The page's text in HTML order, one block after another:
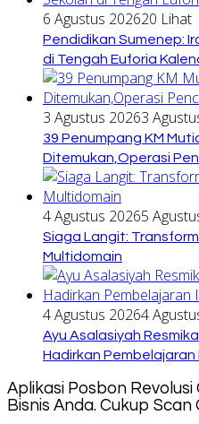
6 Agustus 202620 Lihat
Pendidikan Sumenep:
di Tengah Euforia
3 Agustus 20263
39 Penumpang KM
Ditemukan,Operasi
4 Agustus 20265
Siaga Langit:
Multidomain
4 Agustus 20264
Ayu Asalasiyah
Hadirkan
Aplikasi Posbon Revolusi
Bisnis Anda. Cukup Scan